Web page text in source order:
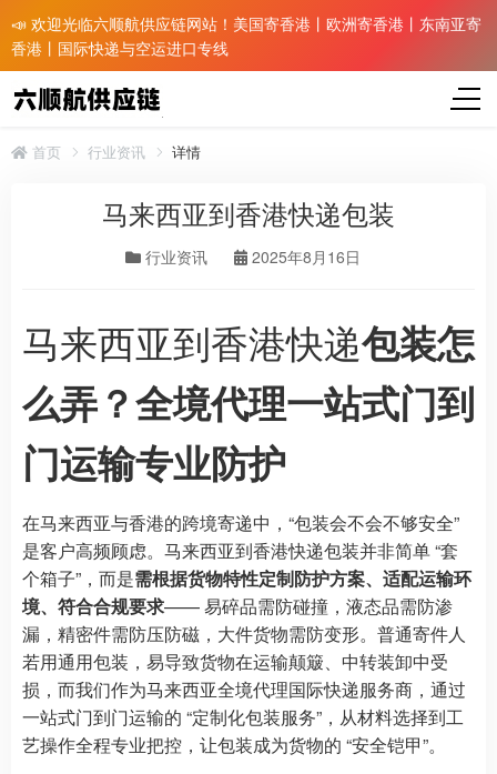
📣 欢迎光临六顺航供应链网站！美国寄香港丨欧洲寄香港丨东南亚寄
香港丨国际快递与空运进口专线
首页 行业资讯 详情
马来西亚到香港快递包装
行业资讯 2025年8月16日
马来西亚到香港快递包装怎
么弄？全境代理一站式门到
门运输专业防护
在马来西亚与香港的跨境寄递中，“包装会不会不够安全”
是客户高频顾虑。马来西亚到香港快递包装并非简单 “套
个箱子”，而是需根据货物特性定制防护方案、适配运输环
境、符合合规要求—— 易碎品需防碰撞，液态品需防渗
漏，精密件需防压防磁，大件货物需防变形。普通寄件人
若用通用包装，易导致货物在运输颠簸、中转装卸中受
损，而我们作为马来西亚全境代理国际快递服务商，通过
一站式门到门运输的 “定制化包装服务”，从材料选择到工
艺操作全程专业把控，让包装成为货物的 “安全铠甲”。